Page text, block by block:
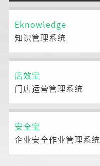
Eknowledge
知识管理系统
店效宝
门店运营管理系统
安全宝
企业安全作业管理系统